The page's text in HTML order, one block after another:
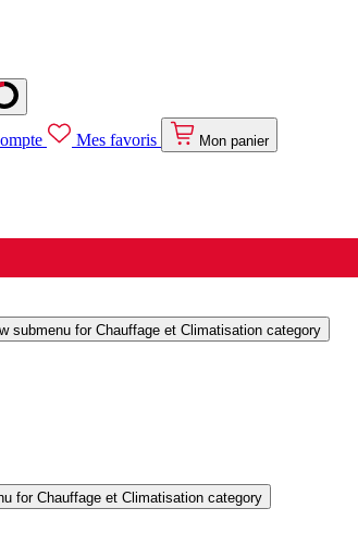
Mes favoris Mon panier
submenu for Chauffage et Climatisation category
for Chauffage et Climatisation category